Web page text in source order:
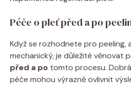
Péče o pleť před a po
Když se rozhodnete pro‌ peeling,
mechanický, je ​důležité věnovat
před a⁣ po tomto ⁢procesu.
péče ⁣mohou ⁤výrazně⁢ ovlivnit